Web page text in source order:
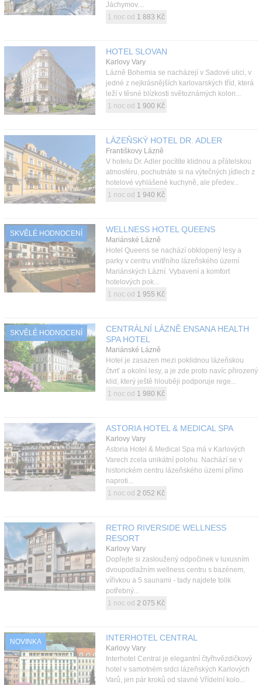
Jáchymov....
1 noc od 1 883 Kč
HOTEL SLOVAN
Karlovy Vary
Lázně Bohemia se nacházejí v Sadové ulici, v
jedné z nejkrásnějších karlovarských tříd, která
leží v těsné blízkosti světoznámých kolon...
1 noc od 1 900 Kč
LÁZEŇSKÝ HOTEL DR. ADLER
Františkovy Lázně
V hotelu Dr. Adler pocítíte klidnou a přátelskou
atmosféru, pochutnáte si na výtečných jídlech z
hotelové vyhlášené kuchyně, ale předev...
1 noc od 1 940 Kč
SKVĚLÉ HODNOCENÍ WELLNESS HOTEL QUEENS
Mariánské Lázně
Hotel Queens se nachází obklopený lesy a
parky v centru vnitřního lázeňského území
Mariánských Lázní. Vybavení a komfort
hotelových pok...
1 noc od 1 955 Kč
SKVĚLÉ HODNOCENÍ
CENTRÁLNÍ LÁZNĚ ENSANA HEALTH
SPA HOTEL
Mariánské Lázně
Hotel je zasazen mezi poklidnou lázeňskou
čtvrť a okolní lesy, a je zde proto navíc přirozený
klid, který ještě hlouběji podporuje rege...
1 noc od 1 980 Kč
ASTORIA HOTEL & MEDICAL SPA
Karlovy Vary
Astoria Hotel & Medical Spa má v Karlových
Varech zcela unikátní polohu. Nachází se v
historickém centru lázeňského území přímo
naproti...
1 noc od 2 052 Kč
RETRO RIVERSIDE WELLNESS
RESORT
Karlovy Vary
Dopřejte si zasloužený odpočinek v luxusním
dvoupodlažním wellness centru s bazénem,
vířivkou a 5 saunami - tady najdete tolik
potřebný...
1 noc od 2 075 Kč
NOVINKA INTERHOTEL CENTRAL
Karlovy Vary
Interhotel Central je elegantní čtyřhvězdičkový
hotel v samotném srdci lázeňských Karlových
Varů, jen pár kroků od slavné Vřídelní kolo...